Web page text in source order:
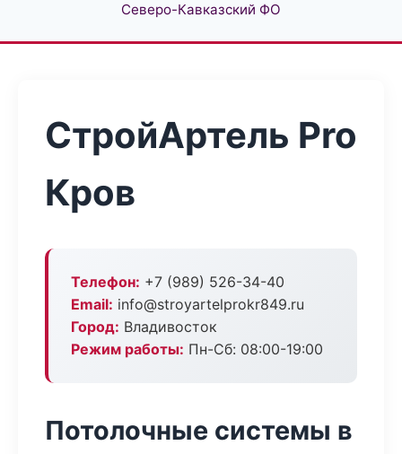
Северо-Кавказский ФО
СтройАртель Pro
Кров
Телефон: +7 (989) 526-34-40
Email: info@stroyartelprokr849.ru
Город: Владивосток
Режим работы: Пн-Сб: 08:00-19:00
Потолочные системы в